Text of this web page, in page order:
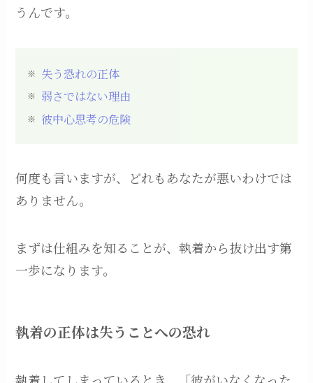
うんです。
失う恐れの正体
弱さではない理由
彼中心思考の危険
何度も言いますが、どれもあなたが悪いわけでは
ありません。
まずは仕組みを知ることが、執着から抜け出す第
一歩になります。
執着の正体は失うことへの恐れ